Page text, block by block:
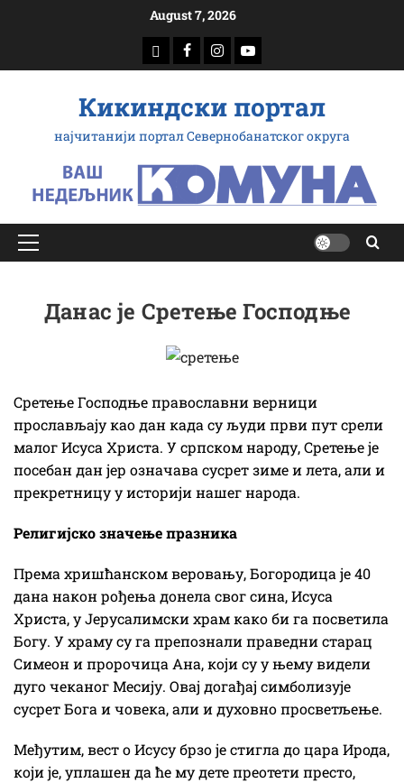
August 7, 2026
доwнлоад
Фацебоок
Инстаграм
Yоутубе
Кикиндски портал
најчитанији портал Севернобанатског округа
Примарy
Данас је Сретење Господње
Сретење Господње православни верници
прослављају као дан када су људи први пут срели
малог Исуса Христа. У српском народу, Сретење је
посебан дан јер означава сусрет зиме и лета, али и
прекретницу у историји нашег народа.
Религијско значење празника
Према хришћанском веровању, Богородица је 40
дана након рођења донела свог сина, Исуса
Христа, у Јерусалимски храм како би га посветила
Богу. У храму су га препознали праведни старац
Симеон и пророчица Ана, који су у њему видели
дуго чеканог Месију. Овај догађај симболизује
сусрет Бога и човека, али и духовно просветљење.
Међутим, вест о Исусу брзо је стигла до цара Ирода,
који је, уплашен да ће му дете преотети престо,